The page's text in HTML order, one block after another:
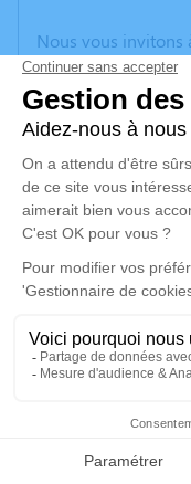
Faire-part
Nous vous invitons
vos condoléances,
anecdote ou
poèmes ou des
d'expression
BARGHAMIAN.
Un service de
disponible ici
Inhumation
Cimetière de
Rue du